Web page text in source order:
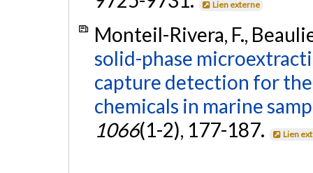
Lien externe
Monteil-Rivera, F.,
solid-phase
capture detection for
chemicals in marine
1066(1-2), 177-187. Lien